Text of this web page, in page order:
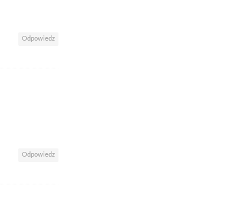
Odpowiedz
Odpowiedz